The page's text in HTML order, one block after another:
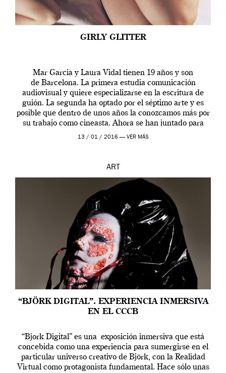
GIRLY GLITTER
Mar Garcia y Laura Vidal tienen 19 años y son
de Barcelona. La primera estudia comunicación
audiovisual y quiere especializarse en la escritura de
guión. La segunda ha optado por el séptimo arte y es
posible que dentro de unos años la conozcamos más por
su trabajo como cineasta. Ahora se han juntado para
contarnos una […]
13 / 01 / 2016 — VER MÁS
ART
“BJÖRK DIGITAL”. EXPERIENCIA INMERSIVA
EN EL CCCB
“Bjork Digital” es una exposición inmersiva que está
concebida como una experiencia para sumergirse en el
particular universo creativo de Björk, con la Realidad
Virtual como protagonista fundamental. Hace sólo unas